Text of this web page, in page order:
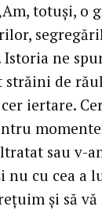
totuși, o
ne
de
cer iertare.
sau v-
cu cea a
și să